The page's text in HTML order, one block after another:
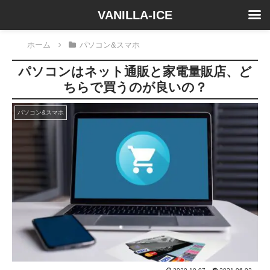
ホーム パソコン&スマホ
パソコンはネット通販と家電量販店、ど
ちらで買うのが良いの？
パソコン&スマホ
VANILLA-ICE